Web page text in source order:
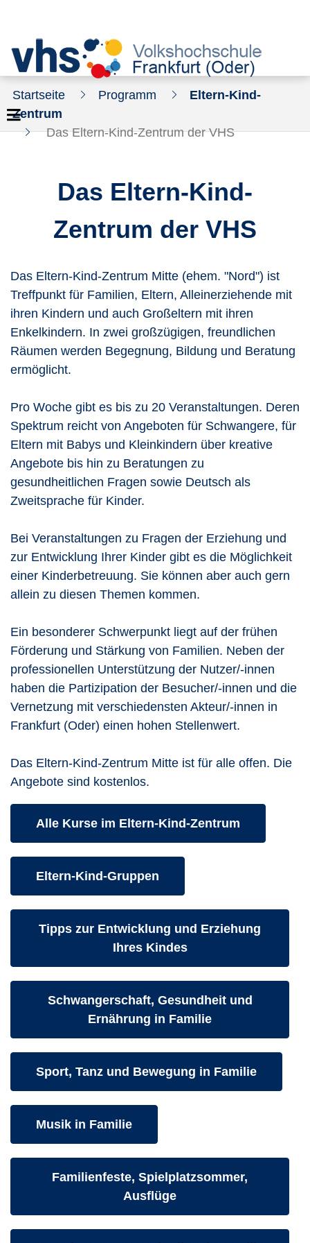
Startseite Programm
Eltern-Kind-
Zentrum
Das Eltern-Kind-Zentrum der VHS
Das Eltern-Kind-
Zentrum der VHS
Das Eltern-Kind-Zentrum Mitte (ehem. "Nord") ist
Treffpunkt für Familien, Eltern, Alleinerziehende mit
ihren Kindern und auch Großeltern mit ihren
Enkelkindern. In zwei großzügigen, freundlichen
Räumen werden Begegnung, Bildung und Beratung
ermöglicht.
Pro Woche gibt es bis zu 20 Veranstaltungen. Deren
Spektrum reicht von Angeboten für Schwangere, für
Eltern mit Babys und Kleinkindern über kreative
Angebote bis hin zu Beratungen zu
gesundheitlichen Fragen sowie Deutsch als
Zweitsprache für Kinder.
Bei Veranstaltungen zu Fragen der Erziehung und
zur Entwicklung Ihrer Kinder gibt es die Möglichkeit
einer Kinderbetreuung. Sie können aber auch gern
allein zu diesen Themen kommen.
Ein besonderer Schwerpunkt liegt auf der frühen
Förderung und Stärkung von Familien. Neben der
professionellen Unterstützung der Nutzer/-innen
haben die Partizipation der Besucher/-innen und die
Vernetzung mit verschiedensten Akteur/-innen in
Frankfurt (Oder) einen hohen Stellenwert.
Das Eltern-Kind-Zentrum Mitte ist für alle offen. Die
Angebote sind kostenlos.
Kurse des folgenden Fachbereiches aufrufen:
Alle Kurse im Eltern-Kind-Zentrum
Kurse des folgenden Fachbereiches aufrufen:
Eltern-Kind-Gruppen
Kurse des folgenden Fachbereiches aufrufen:
Tipps zur Entwicklung und Erziehung
Ihres Kindes
Kurse des folgenden Fachbereiches
Schwangerschaft, Gesundheit und
Ernährung in Familie
Kurse des folgenden Fachbereiches aufrufen:
Sport, Tanz und Bewegung in Familie
Kurse des folgenden Fachbereiches aufrufen:
Musik in Familie
Kurse des folgenden Fachbereiches
Familienfeste, Spielplatzsommer,
Ausflüge